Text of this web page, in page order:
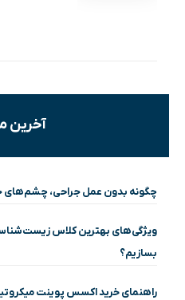
آخرین
چگونه بدون عمل جراحی، چشم‌های
ویژگی‌های بهترین کلاس
بسازیم؟
راهنمای خرید اکسس پوینت